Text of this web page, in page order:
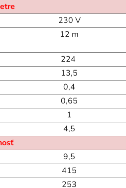
230 V
12 m
224
13,5
0,4
0,65
1
4,5
9,5
415
253